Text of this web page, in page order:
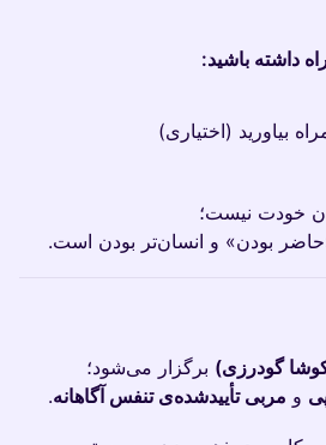
داشته باشید:
بیاورید (اختیاری)
خودت نیست؛
بودن» و انسان‌تر بودن است.
گودرزی) برگزار می‌شود؛
و مربی تأییدشده‌ی تنفس آگاهانه.